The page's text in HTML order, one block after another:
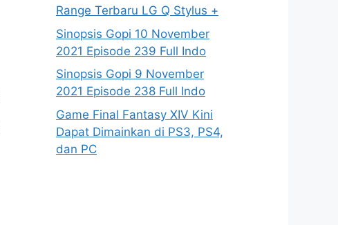
Range Terbaru LG Q Stylus +
Sinopsis Gopi 10 November
2021 Episode 239 Full Indo
Sinopsis Gopi 9 November
2021 Episode 238 Full Indo
Game Final Fantasy XIV Kini
Dapat Dimainkan di PS3, PS4,
dan PC